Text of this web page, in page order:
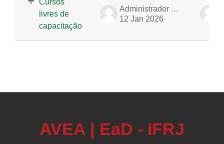
Cursos
livres de
capacitação
Administrador AVEA [Suporte-CGEaD]
12 Jan 2026
AVEA | EaD - IFRJ